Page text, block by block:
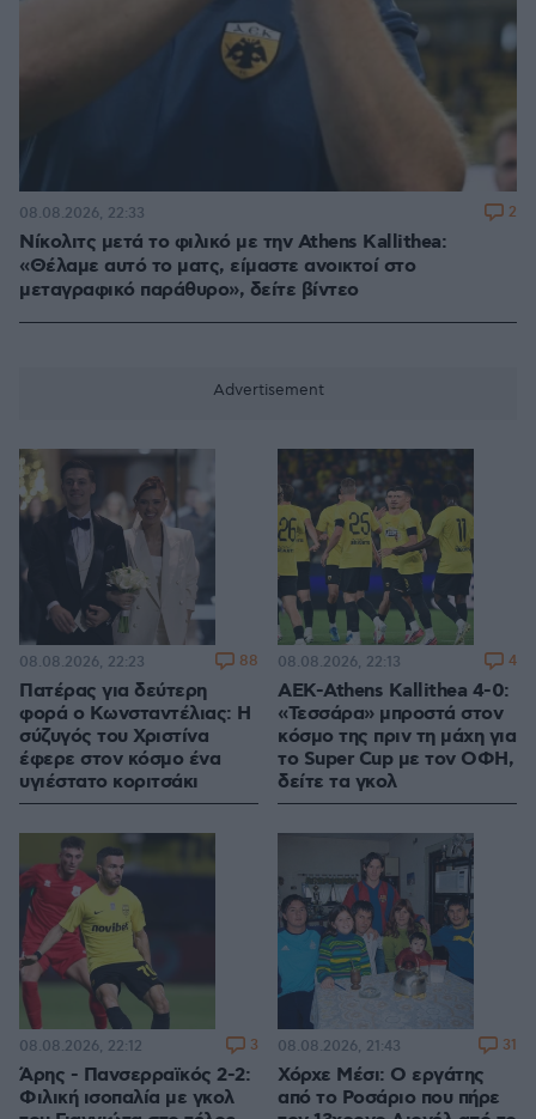
Νίκολιτς μετά το φιλικό με την Athens Kallithea:
«Θέλαμε αυτό το ματς, είμαστε ανοικτοί στο
μεταγραφικό παράθυρο», δείτε βίντεο
08.08.2026, 22:33 2
Πατέρας για δεύτερη
φορά ο Κωνσταντέλιας: Η
σύζυγός του Χριστίνα
έφερε στον κόσμο ένα
υγιέστατο κοριτσάκι
08.08.2026, 22:23 88
ΑΕΚ-Athens Kallithea 4-0:
«Τεσσάρα» μπροστά στον
κόσμο της πριν τη μάχη για
το Super Cup με τον ΟΦΗ,
δείτε τα γκολ
08.08.2026, 22:13 4
Άρης - Πανσερραϊκός 2-2:
Φιλική ισοπαλία με γκολ
08.08.2026, 22:12 3
Χόρχε Μέσι: Ο εργάτης
από το Ροσάριο που πήρε
08.08.2026, 21:43 31